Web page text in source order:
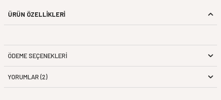
ÜRÜN ÖZELLİKLERİ
ÖDEME SEÇENEKLERI
YORUMLAR (2)